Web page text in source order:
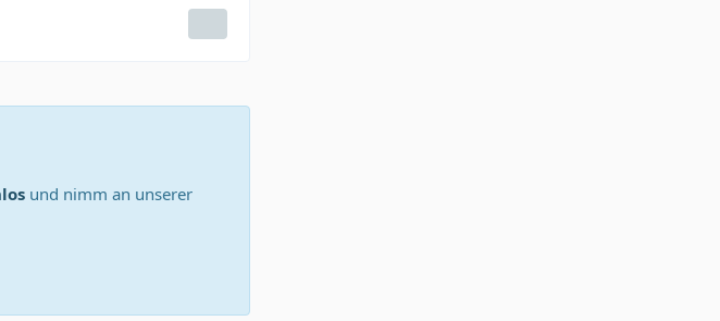
und nimm an unserer